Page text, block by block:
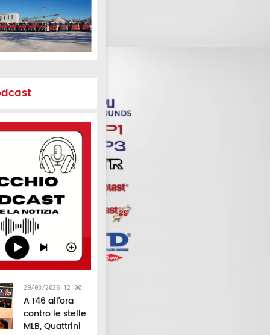
29/03/2026 12:00
A 146 all’ora
contro le stelle
MLB, Quattrini